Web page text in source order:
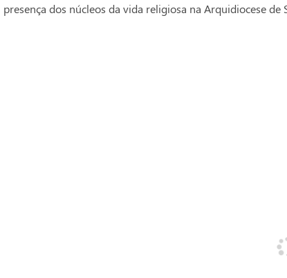
presença dos núcleos da vida religiosa na Arquidiocese